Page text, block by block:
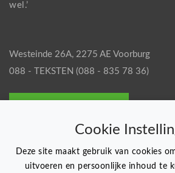
wel.’
Westeinde 26A, 2275 AE Voorburg
088 - TEKSTEN (088 - 835 78 36)
Cookie
Deze site maakt gebruik van cookies
uitvoeren en persoonlijke inhoud te